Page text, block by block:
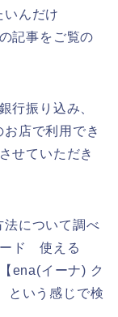
んだけ
記事をご覧の
行振り込み、
店で利用でき
せていただき
法について調べ
ード 使える
ena(イーナ) ク
という感じで検